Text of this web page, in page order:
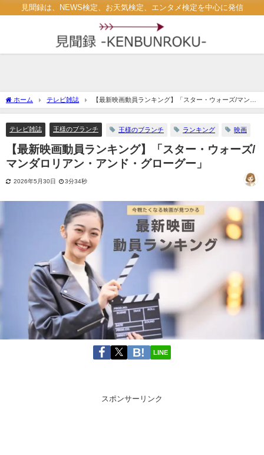
見聞録は、NEWS検定、お天気検定、エンタメ検定を中心に発信
ホーム テレビ雑誌
【最新映画動員ランキング】「スター・ウォーズ/マンダ
ロリアン・アンド・グローグー」
テレビ雑誌 王様のブランチ 王様のブランチ ランキング 映画
【最新映画動員ランキング】「スター・ウォーズ/
マンダロリアン・アンド・グローグー」
2026年5月30日 3分34秒
LINE
スポンサーリンク